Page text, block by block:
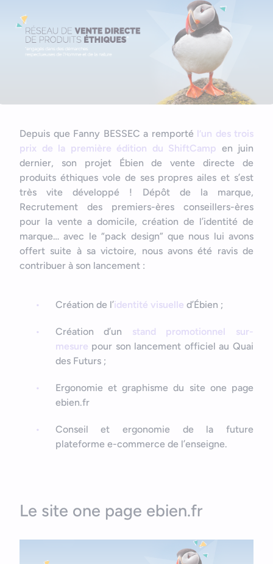
Cahier des charges d’app mobile
Depuis que Fanny BESSEC a remporté l’un des trois
prix de la première édition du ShiftCamp en juin
dernier, son projet Ébien de vente directe de
produits éthiques vole de ses propres ailes et s’est
très vite développé ! Dépôt de la marque,
Recrutement des premiers-ères conseillers-ères
pour la vente a domicile, création de l’identité de
marque… avec le “pack design” que nous lui avons
offert suite à sa victoire, nous avons été ravis de
contribuer à son lancement :
Création de l’identité visuelle d’Ébien ;
Création d’un stand promotionnel sur-
mesure pour son lancement officiel au Quai
des Futurs ;
Ergonomie et graphisme du site one page
ebien.fr
Conseil et ergonomie de la future
plateforme e-commerce de l’enseigne.
Le site one page ebien.fr